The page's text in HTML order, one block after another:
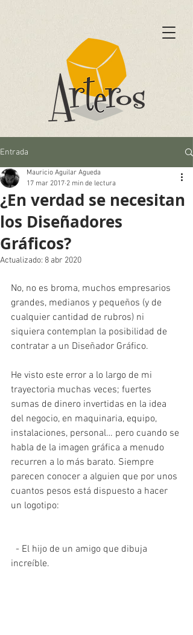
Entrada
¿En verdad se necesitan
los Diseñadores
Gráficos?
Mauricio Aguilar Agueda
17 mar 2017 2 min de lectura
Actualizado: 8 abr 2020
No, no es broma, muchos empresarios
grandes, medianos y pequeños (y de
cualquier cantidad de rubros) ni
siquiera contemplan la posibilidad de
contratar a un Diseñador Gráfico.
He visto este error a lo largo de mi
trayectoria muchas veces; fuertes
sumas de dinero invertidas en la idea
del negocio, en maquinaria, equipo,
instalaciones, personal… pero cuando se
habla de la imagen gráfica a menudo
recurren a lo más barato. Siempre
parecen conocer a alguien que por unos
cuantos pesos está dispuesto a hacer
un logotipo:
increíble.